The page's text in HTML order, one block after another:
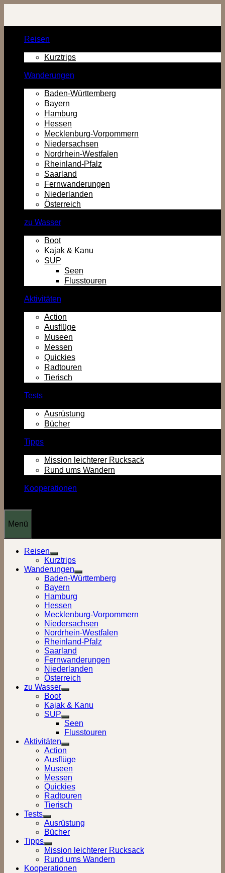
Inhalt
Reisen
Kurztrips
Wanderungen
Baden-Württemberg
Bayern
Hamburg
Hessen
Mecklenburg-Vorpommern
Niedersachsen
Nordrhein-Westfalen
Rheinland-Pfalz
Saarland
Fernwanderungen
Niederlanden
Österreich
zu Wasser
Boot
Kajak & Kanu
SUP
Seen
Flusstouren
Aktivitäten
Action
Ausflüge
Museen
Messen
Quickies
Radtouren
Tierisch
Tests
Ausrüstung
Bücher
Tipps
Mission leichterer Rucksack
Rund ums Wandern
Kooperationen
Menü
Reisen
Show
sub
menu
Kurztrips
Wanderungen
Show
sub
Baden-Württemberg
Bayern
Hamburg
Hessen
Mecklenburg-Vorpommern
Niedersachsen
Nordrhein-Westfalen
Rheinland-Pfalz
Saarland
Fernwanderungen
Niederlanden
Österreich
zu Wasser
Show
sub
menu
Boot
Kajak & Kanu
SUP
Show
sub
menu
Seen
Flusstouren
Aktivitäten
Show
sub
menu
Action
Ausflüge
Museen
Messen
Quickies
Radtouren
Tierisch
Tests
Show
sub
menu
Ausrüstung
Bücher
Tipps
Show
sub
menu
Mission leichterer Rucksack
Rund ums Wandern
Kooperationen